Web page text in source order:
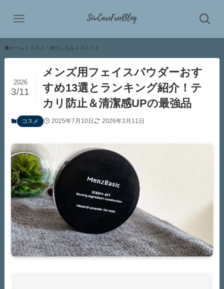
ホーム コスメ・身だしなみ コスメ
メンズ用フェイスパウダーおす
すめ13選とランキング紹介！テ
カリ防止＆清潔感UPの最強品
2026
3/11
コスメ 2025年7月10日 2026年3月11日